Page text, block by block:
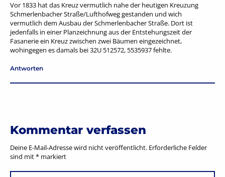
Vor 1833 hat das Kreuz vermutlich nahe der heutigen Kreuzung
Schmerlenbacher Straße/Lufthofweg gestanden und wich
vermutlich dem Ausbau der Schmerlenbacher Straße. Dort ist
jedenfalls in einer Planzeichnung aus der Entstehungszeit der
Fasanerie ein Kreuz zwischen zwei Bäumen eingezeichnet,
wohingegen es damals bei 32U 512572, 5535937 fehlte.
Antworten
Kommentar verfassen
Deine E-Mail-Adresse wird nicht veröffentlicht. Erforderliche Felder
sind mit* markiert